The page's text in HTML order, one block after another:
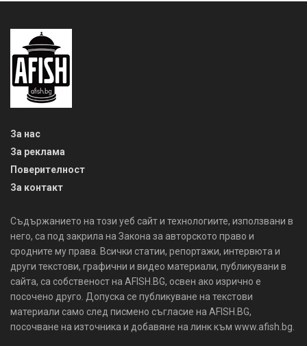
За нас
За реклама
Поверителност
За контакт
Съдържанието на този уеб сайт и технологиите, използвани в
него, са под закрила на Закона за авторското право и
сродните му права. Всички статии, репортажи, интервюта и
други текстови, графични и видео материали, публикувани в
сайта, са собственост на AFISH.BG, освен ако изрично е
посочено друго. Допуска се публикуване на текстови
материали само след писмено съгласие на AFISH.BG,
посочване на източника и добавяне на линк към www.afish.bg.